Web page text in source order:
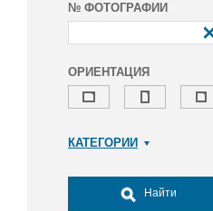
№ ФОТОГРАФИИ
ОРИЕНТАЦИЯ
КАТЕГОРИИ
Досуг, туризм и отдых
Найти